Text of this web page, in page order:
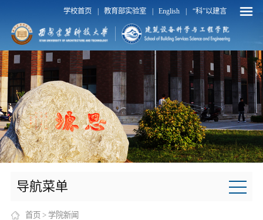
学校首页 教育部实验室 English “科”以建言
导航菜单
首页 > 学院新闻